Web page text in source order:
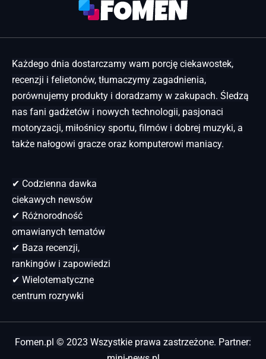
Każdego dnia dostarczamy wam porcję ciekawostek,
recenzji i felietonów, tłumaczymy zagadnienia,
porównujemy produkty i doradzamy w zakupach. Śledzą
nas fani gadżetów i nowych technologii, pasjonaci
motoryzacji, miłośnicy sportu, filmów i dobrej muzyki, a
także nałogowi gracze oraz komputerowi maniacy.
✔ Codzienna dawka
ciekawych newsów
✔ Różnorodność
omawianych tematów
✔ Baza recenzji,
rankingów i zapowiedzi
✔ Wielotematyczne
centrum rozrywki
Fomen.pl © 2023 Wszystkie prawa zastrzeżone. Partner: